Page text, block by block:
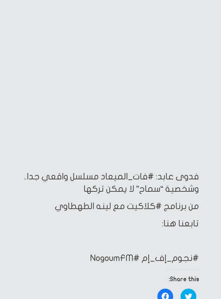
فدوى عابد: #فات_الميعاد مسلسل واقعي جدا..
وشخصية “سماح” لا يمكن تركها
من برنامج #كلاكيت مع لينه الطهطاوي
تابعنا هنا:
#نجوم_إف_إم #NogoumFM
Share this:
Click
Click